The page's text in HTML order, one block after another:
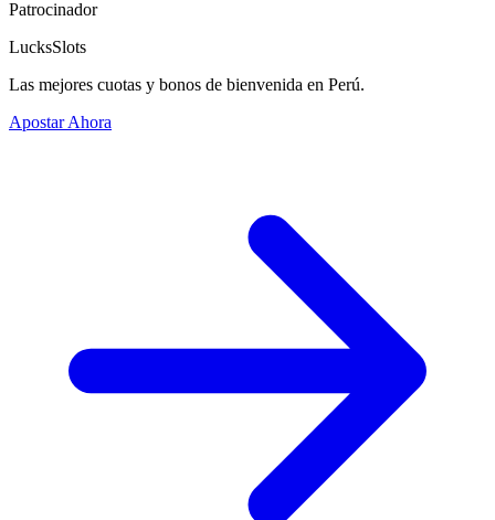
Patrocinador
LucksSlots
Las mejores cuotas y bonos de bienvenida en Perú.
Apostar Ahora